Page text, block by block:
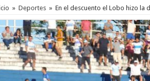
» Deportes » En el descuento el Lobo hizo la